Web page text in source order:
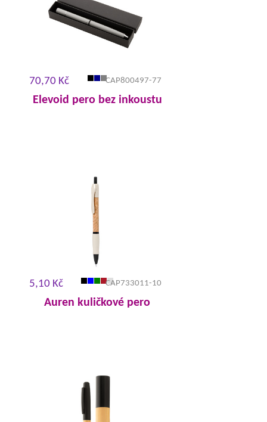
70,70 Kč CAP800497-77
Elevoid pero bez inkoustu
5,10 Kč CAP733011-10
Auren kuličkové pero